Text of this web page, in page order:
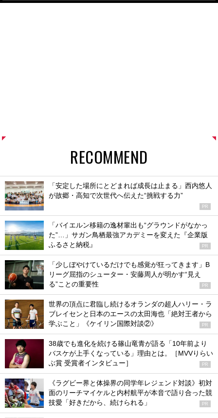
RECOMMEND
「安定した場所にとどまれば成長は止まる」西内悠人
が故郷・高知で次世代へ伝えた“挑戦する力”
PR
「バイエルン移籍の逸材輩出も“グラウンドがなかっ
た”…」サガン鳥栖最強アカデミーを変えた『企業版
ふるさと納税』
PR
「少しぼやけているだけでも感覚が狂ってきます」B
リーグ屈指のシューター・安藤周人が明かす“見え
る”ことの重要性
PR
世界の頂点に君臨し続けるオランダの超人ハリー・ラ
ブレイセンと日本のエースの太田海也「絶対王者から
学ぶこと」《ケイリン国際対談②》
PR
38歳でも進化を続ける篠山竜青が語る「10年前より
バスケが上手くなっている」理由とは。［MVVりらい
ぶ賞 受賞者インタビュー］
PR
《ラグビー界と体操界の同学年レジェンド対談》初対
面のリーチマイケルと内村航平が本音で語り合った競
技愛「好きだから、続けられる」
PR